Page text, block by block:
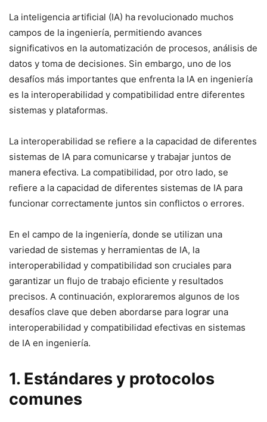
La inteligencia artificial (IA) ha revolucionado muchos
campos de la ingeniería, permitiendo avances
significativos en la automatización de procesos, análisis de
datos y toma de decisiones. Sin embargo, uno de los
desafíos más importantes que enfrenta la IA en ingeniería
es la interoperabilidad y compatibilidad entre diferentes
sistemas y plataformas.
La interoperabilidad se refiere a la capacidad de diferentes
sistemas de IA para comunicarse y trabajar juntos de
manera efectiva. La compatibilidad, por otro lado, se
refiere a la capacidad de diferentes sistemas de IA para
funcionar correctamente juntos sin conflictos o errores.
En el campo de la ingeniería, donde se utilizan una
variedad de sistemas y herramientas de IA, la
interoperabilidad y compatibilidad son cruciales para
garantizar un flujo de trabajo eficiente y resultados
precisos. A continuación, exploraremos algunos de los
desafíos clave que deben abordarse para lograr una
interoperabilidad y compatibilidad efectivas en sistemas
de IA en ingeniería.
1. Estándares y protocolos
comunes